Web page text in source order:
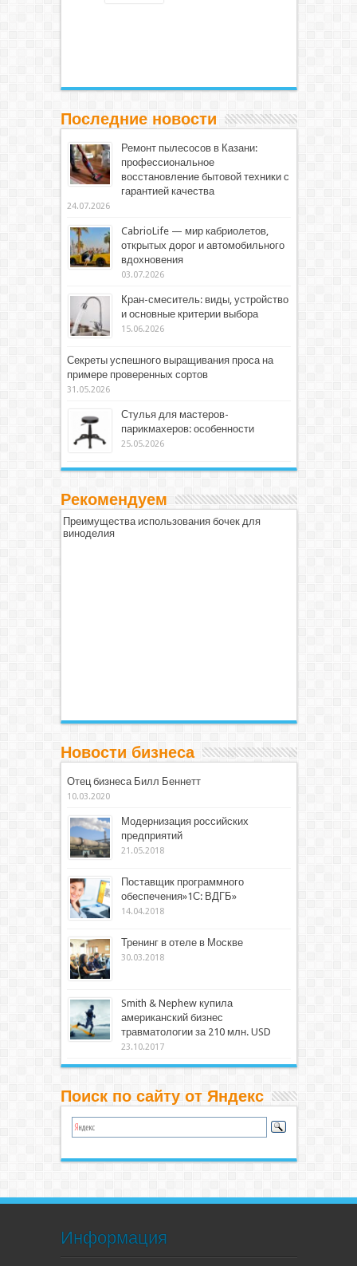
Последние новости
Ремонт пылесосов в Казани:
профессиональное
восстановление бытовой техники с
гарантией качества
24.07.2026
CabrioLife — мир кабриолетов,
открытых дорог и автомобильного
вдохновения
03.07.2026
Кран-смеситель: виды, устройство
и основные критерии выбора
15.06.2026
Секреты успешного выращивания проса на
примере проверенных сортов
31.05.2026
Стулья для мастеров-
парикмахеров: особенности
25.05.2026
Рекомендуем
Преимущества использования бочек для
виноделия
Новости бизнеса
Отец бизнеса Билл Беннетт
10.03.2020
Модернизация российских
предприятий
21.05.2018
Поставщик программного
обеспечения»1С: ВДГБ»
14.04.2018
Тренинг в отеле в Москве
30.03.2018
Smith & Nephew купила
американский бизнес
травматологии за 210 млн. USD
23.10.2017
Поиск по сайту от Яндекс
Информация